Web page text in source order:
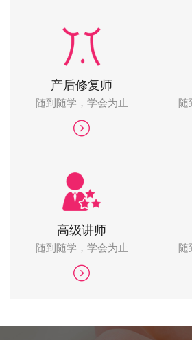
产后修复师
随到随学，学会为止 随
高级讲师
随到随学，学会为止 随